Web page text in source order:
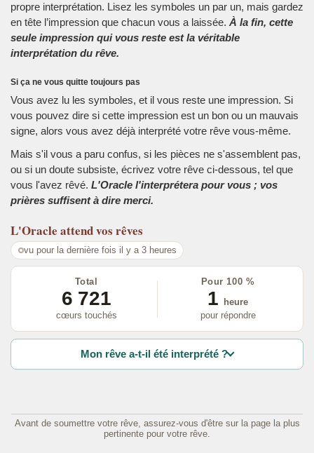
propre interprétation. Lisez les symboles un par un, mais gardez
en tête l’impression que chacun vous a laissée. À la fin, cette
seule impression qui vous reste est la véritable
interprétation du rêve.
Si ça ne vous quitte toujours pas
Vous avez lu les symboles, et il vous reste une impression. Si
vous pouvez dire si cette impression est un bon ou un mauvais
signe, alors vous avez déjà interprété votre rêve vous-même.
Mais s'il vous a paru confus, si les pièces ne s'assemblent pas,
ou si un doute subsiste, écrivez votre rêve ci-dessous, tel que
vous l'avez rêvé. L'Oracle l'interprétera pour vous ; vos
prières suffisent à dire merci.
L'Oracle attend vos rêves
vu pour la dernière fois il y a 3 heures
Total
6 721
cœurs touchés
Pour 100 %
1
heure
pour répondre
Mon rêve a-t-il été interprété ?
Avant de soumettre votre rêve, assurez-vous d'être sur la page la plus
pertinente pour votre rêve.